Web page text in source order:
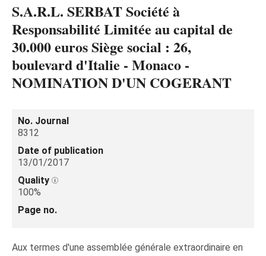
S.A.R.L. SERBAT Société à
Responsabilité Limitée au capital de
30.000 euros Siège social : 26,
boulevard d'Italie - Monaco -
NOMINATION D'UN COGERANT
No. Journal
8312
Date of publication
13/01/2017
Quality
100%
Page no.
Aux termes d'une assemblée générale extraordinaire en